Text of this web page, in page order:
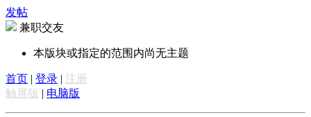
发帖
兼职交友
本版块或指定的范围内尚无主题
首页 | 登录 | 注册
触屏版 | 电脑版